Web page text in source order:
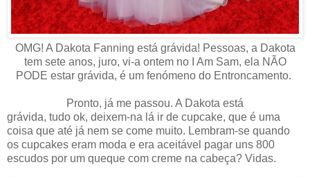
OMG! A Dakota Fanning está grávida! Pessoas, a Dakota
tem sete anos, juro, vi-a ontem no I Am Sam, ela NÃO
PODE estar grávida, é um fenómeno do Entroncamento.
Pronto, já me passou. A Dakota está
grávida, tudo ok, deixem-na lá ir de cupcake, que é uma
coisa que até já nem se come muito. Lembram-se quando
os cupcakes eram moda e era aceitável pagar uns 800
escudos por um queque com creme na cabeça? Vidas.